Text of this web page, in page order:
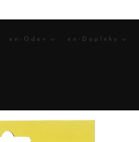
en-Odev en-Doplnky